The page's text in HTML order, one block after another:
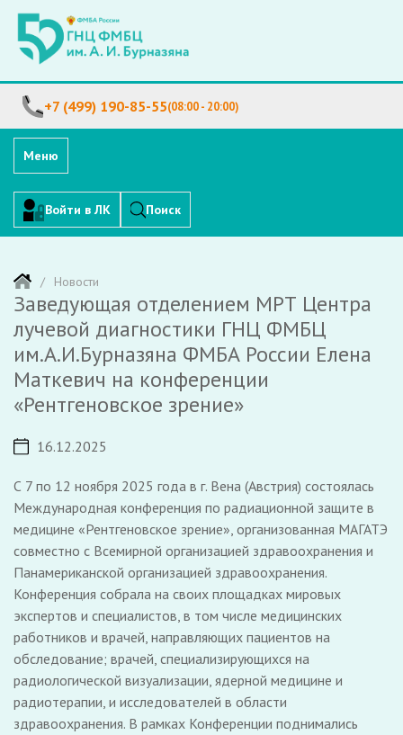
+7 (499) 190-85-55(08:00 - 20:00)
Меню
Войти в ЛК Поиск
Новости
Заведующая отделением МРТ Центра
лучевой диагностики ГНЦ ФМБЦ
им.А.И.Бурназяна ФМБА России Елена
Маткевич на конференции
«Рентгеновское зрение»
16.12.2025
С 7 по 12 ноября 2025 года в г. Вена (Австрия) состоялась
Международная конференция по радиационной защите в
медицине «Рентгеновское зрение», организованная МАГАТЭ
совместно с Всемирной организацией здравоохранения и
Панамериканской организацией здравоохранения.
Конференция собрала на своих площадках мировых
экспертов и специалистов, в том числе медицинских
работников и врачей, направляющих пациентов на
обследование; врачей, специализирующихся на
радиологической визуализации, ядерной медицине и
радиотерапии, и исследователей в области
здравоохранения. В рамках Конференции поднимались